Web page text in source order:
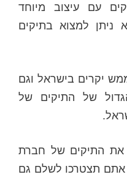
עם עיצוב מיוחד
ניתן למצוא בתיקים
יקרים בישראל וגם
של התיקים של
את התיקים של חברת
אתם תצטרכו לשלם גם